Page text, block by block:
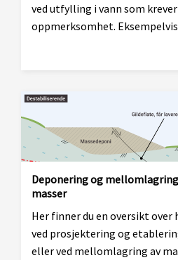
ved utfylling i vann som
oppmerksomhet.
Deponering og
masser
Her finner du en oversikt over
ved prosjektering og
eller ved mellomlagring av